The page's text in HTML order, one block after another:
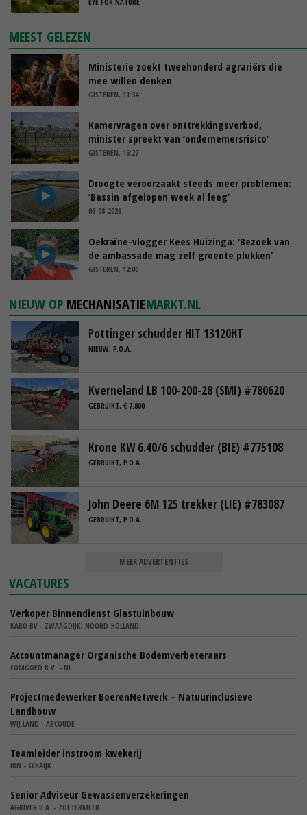
MEEST GELEZEN
Ministerie zoekt tweehonderd agrariërs die
mee willen denken
GISTEREN, 11:34
Kamervragen over onttrekkingsverbod,
minister spreekt van ‘ondernemersrisico’
GISTEREN, 16:27
Droogte veroorzaakt steeds meer problemen:
‘Bassin afgelopen week al leeg’
06-08-2026
Oekraïne-vlogger Kees Huizinga: ‘Bezoek van
de ambassade mag zelf groente plukken’
GISTEREN, 12:00
NIEUW OP MECHANISATIEMARKT.NL
Pottinger schudder HIT 13120HT
NIEUW, P.O.A.
Kverneland LB 100-200-28 (SMI) #780620
GEBRUIKT, € 7.800
Krone KW 6.40/6 schudder (BIE) #775108
GEBRUIKT, P.O.A.
John Deere 6M 125 trekker (LIE) #783087
GEBRUIKT, P.O.A.
MEER ADVERTENTIES
VACATURES
Verkoper Binnendienst Glastuinbouw
KARO BV - ZWAAGDIJK, NOORD-HOLLAND,
Accountmanager Organische Bodemverbeteraars
COMGOED B.V. - NL
Projectmedewerker BoerenNetwerk – Natuurinclusieve
Landbouw
WIJ.LAND - ABCOUDE
Teamleider instroom kwekerij
IBN - SCHAIJK
Senior Adviseur Gewassenverzekeringen
AGRIVER U.A. - ZOETERMEER